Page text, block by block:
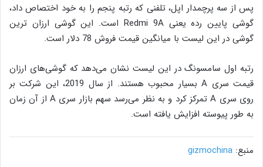
پس از سه پرچمدار اپل، تلفنی که رتبه پنجم را به خود اختصاص داد،
گوشی پایین رده یعنی Redmi 9A است. این گوشی ارزان ترین
گوشی در این لیست با میانگین قیمت فروش 78 دلار است.
رتبه اول سامسونگ در این لیست نشان می‌دهد که گوشی‌های ارزان
قیمت سری A بسیار محبوب هستند. از سال 2019، این شرکت بر
روی سری A تمرکز کرد و به نظر می‌رسد سهم بازار سری A از آن زمان
به طور پیوسته افزایش یافته است.
منبع: gizmochina